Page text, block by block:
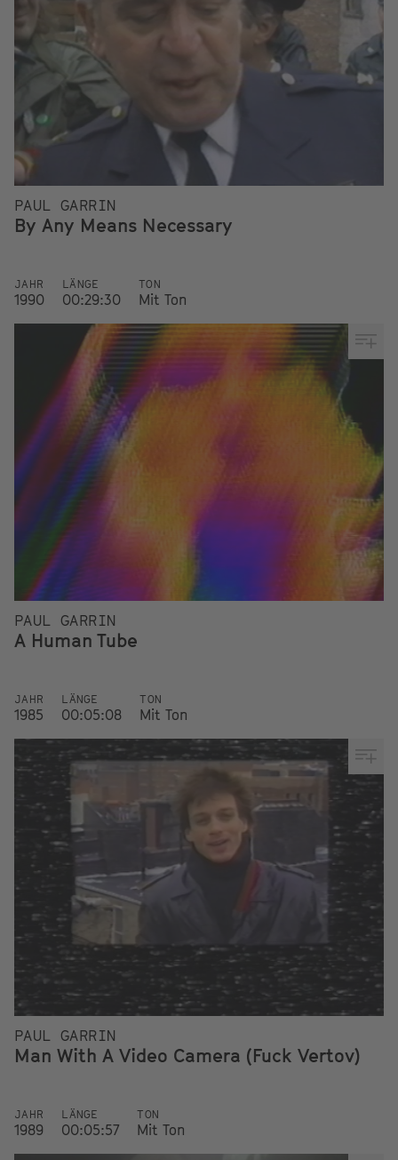
PAUL GARRIN
By Any Means Necessary
JAHR
1990
LÄNGE
00:29:30
TON
Mit Ton
PAUL GARRIN
A Human Tube
JAHR
1985
LÄNGE
00:05:08
TON
Mit Ton
PAUL GARRIN
Man With A Video Camera (Fuck Vertov)
JAHR
1989
LÄNGE
00:05:57
TON
Mit Ton